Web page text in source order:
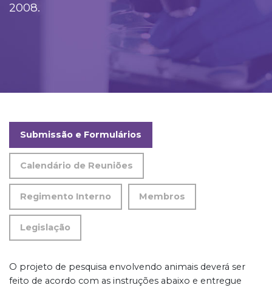
2008.
Submissão e Formulários
Calendário de Reuniões
Regimento Interno Membros
Legislação
O projeto de pesquisa envolvendo animais deverá ser
feito de acordo com as instruções abaixo e entregue